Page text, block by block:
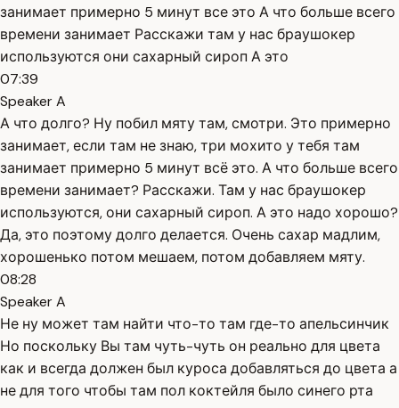
занимает примерно 5 минут все это А что больше всего
времени занимает Расскажи там у нас браушокер
используются они сахарный сироп А это
07:39
Speaker A
А что долго? Ну побил мяту там, смотри. Это примерно
занимает, если там не знаю, три мохито у тебя там
занимает примерно 5 минут всё это. А что больше всего
времени занимает? Расскажи. Там у нас браушокер
используются, они сахарный сироп. А это надо хорошо?
Да, это поэтому долго делается. Очень сахар мадлим,
хорошенько потом мешаем, потом добавляем мяту.
08:28
Speaker A
Не ну может там найти что-то там где-то апельсинчик
Но поскольку Вы там чуть-чуть он реально для цвета
как и всегда должен был куроса добавляться до цвета а
не для того чтобы там пол коктейля было синего рта